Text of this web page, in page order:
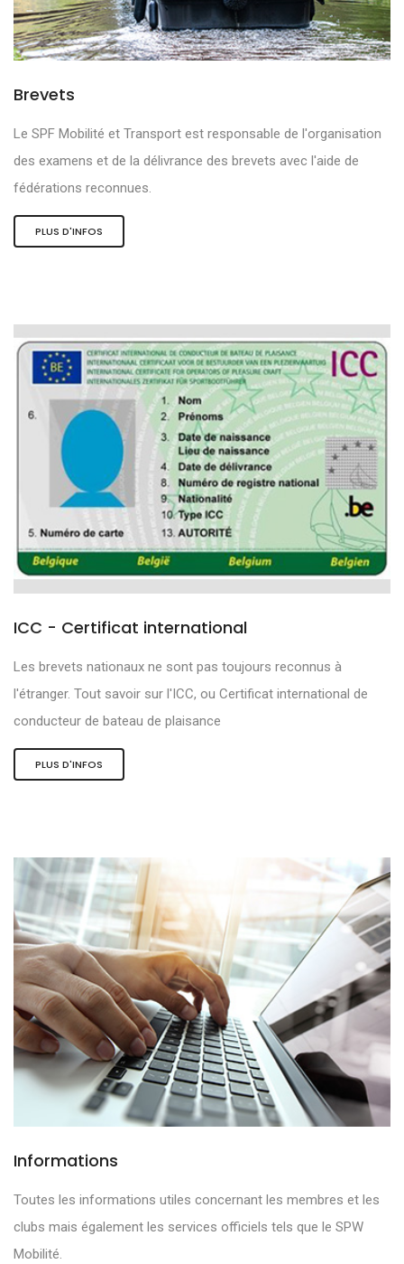
Brevets
Le SPF Mobilité et Transport est responsable de l'organisation
des examens et de la délivrance des brevets avec l'aide de
fédérations reconnues.
PLUS D'INFOS
ICC - Certificat international
Les brevets nationaux ne sont pas toujours reconnus à
l'étranger. Tout savoir sur l'ICC, ou Certificat international de
conducteur de bateau de plaisance
PLUS D'INFOS
Informations
Toutes les informations utiles concernant les membres et les
clubs mais également les services officiels tels que le SPW
Mobilité.